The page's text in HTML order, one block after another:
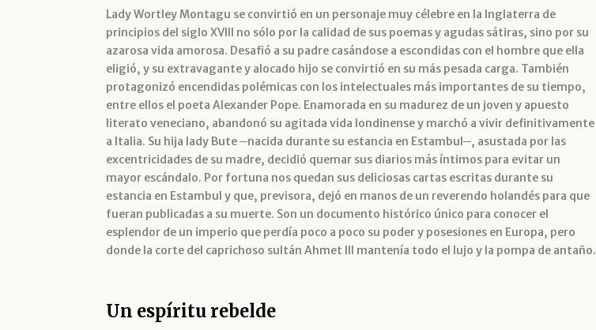
Lady Wortley Montagu se convirtió en un personaje muy célebre en la Inglaterra de
principios del siglo XVIII no sólo por la calidad de sus poemas y agudas sátiras, sino por su
azarosa vida amorosa. Desafió a su padre casándose a escondidas con el hombre que ella
eligió, y su extravagante y alocado hijo se convirtió en su más pesada carga. También
protagonizó encendidas polémicas con los intelectuales más importantes de su tiempo,
entre ellos el poeta Alexander Pope. Enamorada en su madurez de un joven y apuesto
literato veneciano, abandonó su agitada vida londinense y marchó a vivir definitivamente
a Italia. Su hija lady Bute ─nacida durante su estancia en Estambul─, asustada por las
excentricidades de su madre, decidió quemar sus diarios más íntimos para evitar un
mayor escándalo. Por fortuna nos quedan sus deliciosas cartas escritas durante su
estancia en Estambul y que, previsora, dejó en manos de un reverendo holandés para que
fueran publicadas a su muerte. Son un documento histórico único para conocer el
esplendor de un imperio que perdía poco a poco su poder y posesiones en Europa, pero
donde la corte del caprichoso sultán Ahmet lll mantenía todo el lujo y la pompa de antaño.
Un espíritu rebelde